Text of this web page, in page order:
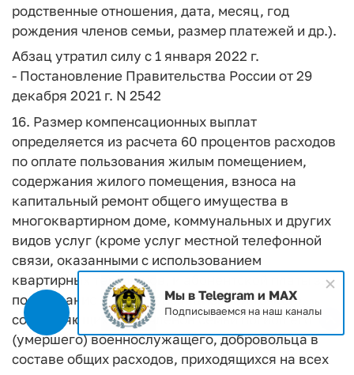
родственные отношения, дата, месяц, год
рождения членов семьи, размер платежей и др.).
Абзац утратил силу с 1 января 2022 г.
- Постановление Правительства России от 29
декабря 2021 г. N 2542
16. Размер компенсационных выплат
определяется из расчета 60 процентов расходов
по оплате пользования жилым помещением,
содержания жилого помещения, взноса на
капитальный ремонт общего имущества в
многоквартирном доме, коммунальных и других
видов услуг (кроме услуг местной телефонной
связи, оказанными с использованием
квартирных телефонов, и абонентской платы за
пользование радиотрансляционной точкой),
составляющих долю членов семьи погибшего
(умершего) военнослужащего, добровольца в
составе общих расходов, приходящихся на всех
Мы в Telegram и MAX
Подписываемся на наш каналы